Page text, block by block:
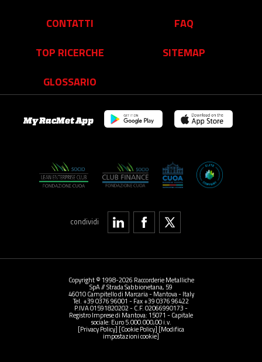
CONTATTI
FAQ
TOP RICERCHE
SITEMAP
GLOSSARIO
condividi
My RacMet App
Copyright © 1998-2026 Raccorderie Metalliche
SpA // Strada Sabbionetana, 59
46010 Campitello di Marcaria - Mantova - Italy
Tel. +39 0376 96001 - Fax +39 0376 96422
P.IVA 01591820202 - C.F. 02066990173 -
Registro Imprese di Mantova: 15071 - Capitale
sociale: Euro 5.000.000,00 i.v.
[Privacy Policy] [Cookie Policy] [Modifica
impostazioni cookie]